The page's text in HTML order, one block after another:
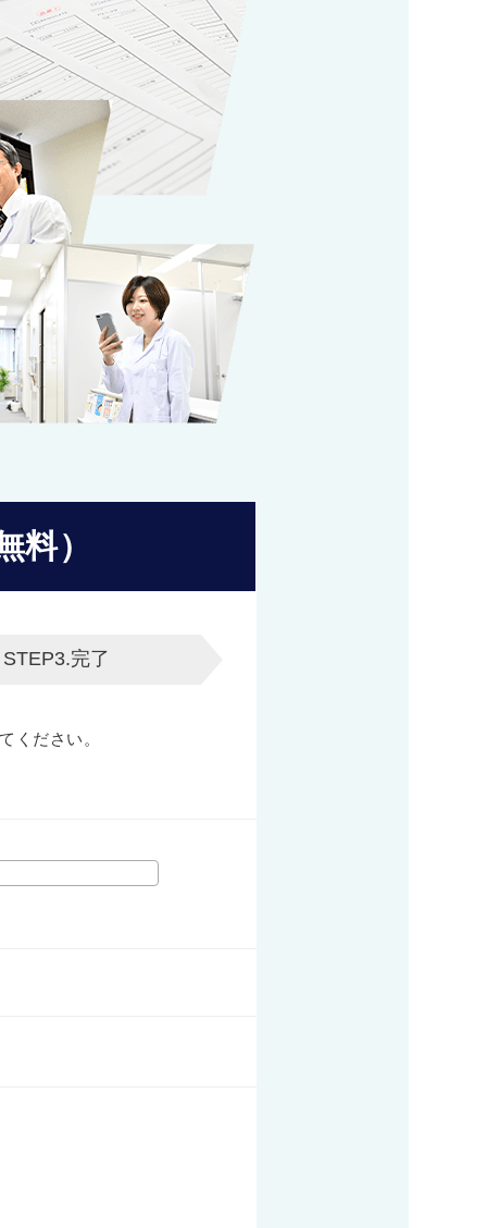
料）
STEP3.完了
ください。